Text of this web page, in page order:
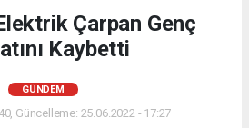
Çarpan Genç
Kaybetti
GÜNDEM
Güncelleme: 25.06.2022 - 17:27